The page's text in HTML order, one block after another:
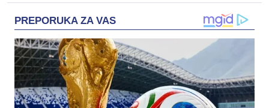
PREPORUKA ZA VAS